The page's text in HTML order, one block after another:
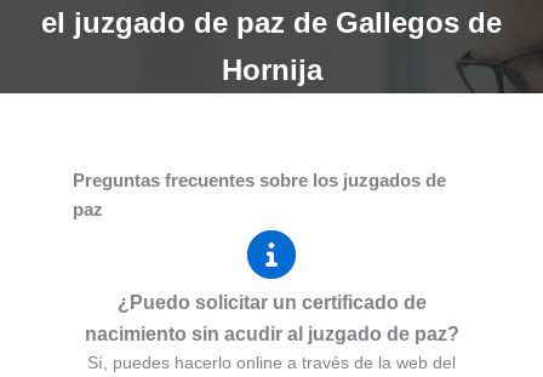
el juzgado de paz de Gallegos de
Hornija
Preguntas frecuentes sobre los juzgados de
paz
¿Puedo solicitar un certificado de
nacimiento sin acudir al juzgado de paz?
Sí, puedes hacerlo online a través de la web del